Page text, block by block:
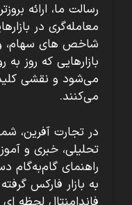
رسالت ما، ارائه
معامله‌گری در
شاخص های سهام،
بازارهایی که روز
می‌شود و نقشی
می‌کنند.
در تجارت آفرین،
تحلیلی، خبری و
راهنمای گام‌به‌گام
به بازار فارکس